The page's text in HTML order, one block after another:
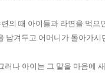
의 때 아이들과 라면을 먹
남겨두고 어머니가 돌아가
러나 아이는 그 말을 마음에